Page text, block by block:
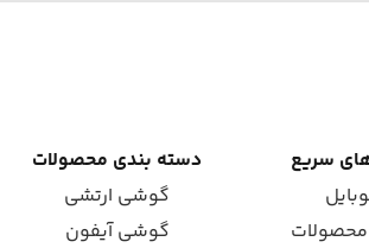
سریع
دسته بندی محصولات
گوشی ارتشی
گوشی آیفون